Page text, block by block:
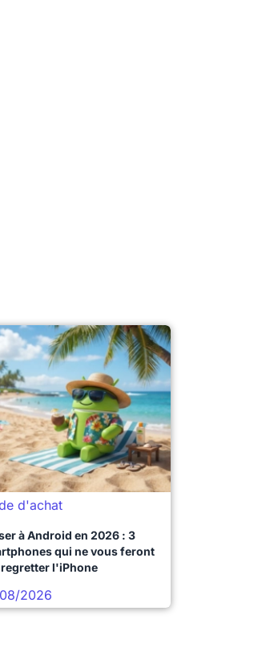
d'achat
à Android en 2026 : 3
qui ne vous feront
l'iPhone
2026